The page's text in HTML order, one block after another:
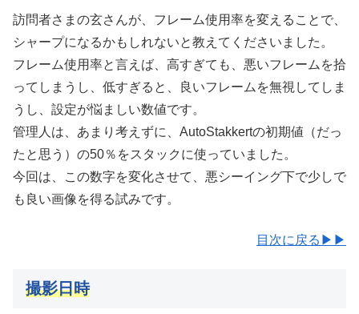
訪問者さまの玄さんが、フレーム使用率を変えることで、
シャープになるかもしれないと教えてくださいました。
フレーム使用率と言えば、高すぎても、悪いフレームを拾
ってしまうし、低すぎると、良いフレームを無視してしま
うし、設定が悩ましい数値です。
管理人は、あまり考えずに、AutoStakkertの初期値（だっ
たと思う）の50％をスタックに使っていました。
今回は、この数字を変化させて、悪シーイング下で少しで
も良い画像を得る試みです。
目次に戻る▶▶
撮影日時